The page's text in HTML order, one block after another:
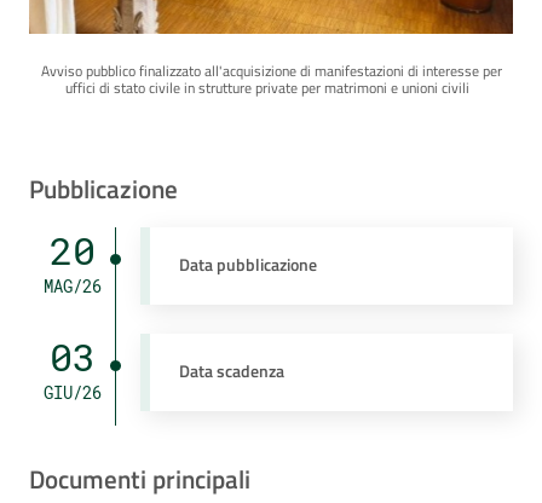
Avviso pubblico finalizzato all'acquisizione di manifestazioni di interesse per
uffici di stato civile in strutture private per matrimoni e unioni civili
Pubblicazione
20
MAG/26
Data pubblicazione
03
GIU/26
Data scadenza
Documenti principali